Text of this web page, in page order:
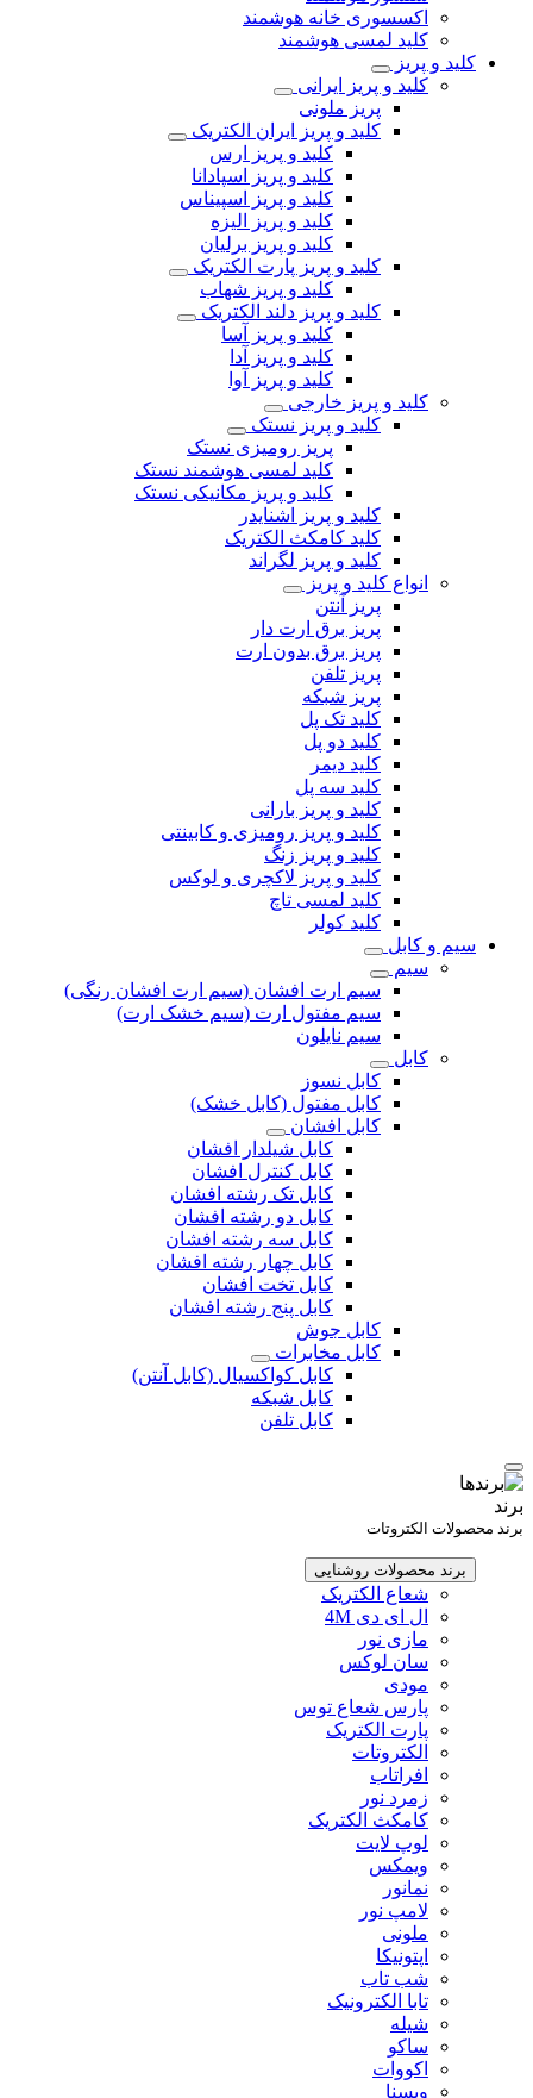
اکسسوری خانه هوشمند
کلید لمسی هوشمند
کلید و پریز
کلید و پریز ایرانی
پریز ملونی
کلید و پریز ایران الکتریک
کلید و پریز ارس
کلید و پریز اسپادانا
کلید و پریز اسپیناس
کلید و پریز الیزه
کلید و پریز برلیان
کلید و پریز پارت الکتریک
کلید و پریز شهاب
کلید و پریز دلند الکتریک
کلید و پریز آسا
کلید و پریز آدا
کلید و پریز آوا
کلید و پریز خارجی
کلید و پریز نستک
پریز رومیزی نستک
کلید لمسی هوشمند نستک
کلید و پریز مکانیکی نستک
کلید و پریز اشنایدر
کلید کامکث الکتریک
کلید و پریز لگراند
انواع کلید و پریز
پریز آنتن
پریز برق ارت دار
پریز برق بدون ارت
پریز تلفن
پریز شبکه
کلید تک پل
کلید دو پل
کلید دیمر
کلید سه پل
کلید و پریز بارانی
کلید و پریز رومیزی و کابینتی
کلید و پریز زنگ
کلید و پریز لاکچری و لوکس
کلید لمسی تاچ
کلید کولر
سیم و کابل
سیم
سیم ارت افشان (سیم ارت افشان رنگی)
سیم مفتول ارت (سیم خشک ارت)
سیم نایلون
کابل
کابل نسوز
کابل مفتول (کابل خشک)
کابل افشان
کابل شیلدار افشان
کابل کنترل افشان
کابل تک رشته افشان
کابل دو رشته افشان
کابل سه رشته افشان
کابل چهار رشته افشان
کابل تخت افشان
کابل پنج رشته افشان
کابل جوش
کابل مخابرات
کابل کواکسیال (کابل آنتن)
کابل شبکه
کابل تلفن
برند
برند محصولات الکتروتات
برند محصولات روشنایی
شعاع الکتریک
ال ای دی 4M
مازی نور
سان لوکس
مودی
پارس شعاع توس
پارت الکتریک
الکتروتات
افراتاب
زمرد نور
کامکث الکتریک
لوپ لایت
ویمکس
نمانور
لامپ نور
ملونی
اپتونیکا
شب تاب
تابا الکترونیک
شیله
ساکو
اکووات
ویسنا